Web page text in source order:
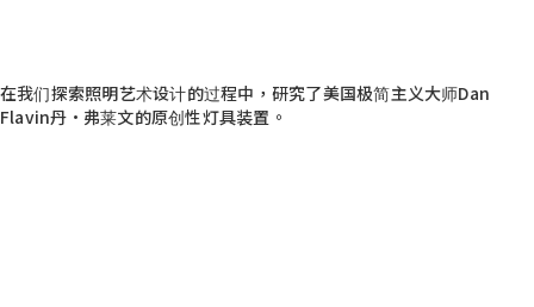
在我们探索照明艺术设计的过程中，研究了美国极简主义大师Dan
Flavin丹·弗莱文的原创性灯具装置。